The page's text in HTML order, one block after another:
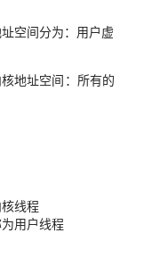
空间分为： 用户虚
地址空间： 所有的
线程
用户线程